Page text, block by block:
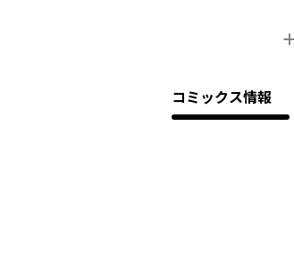
コミックス情報